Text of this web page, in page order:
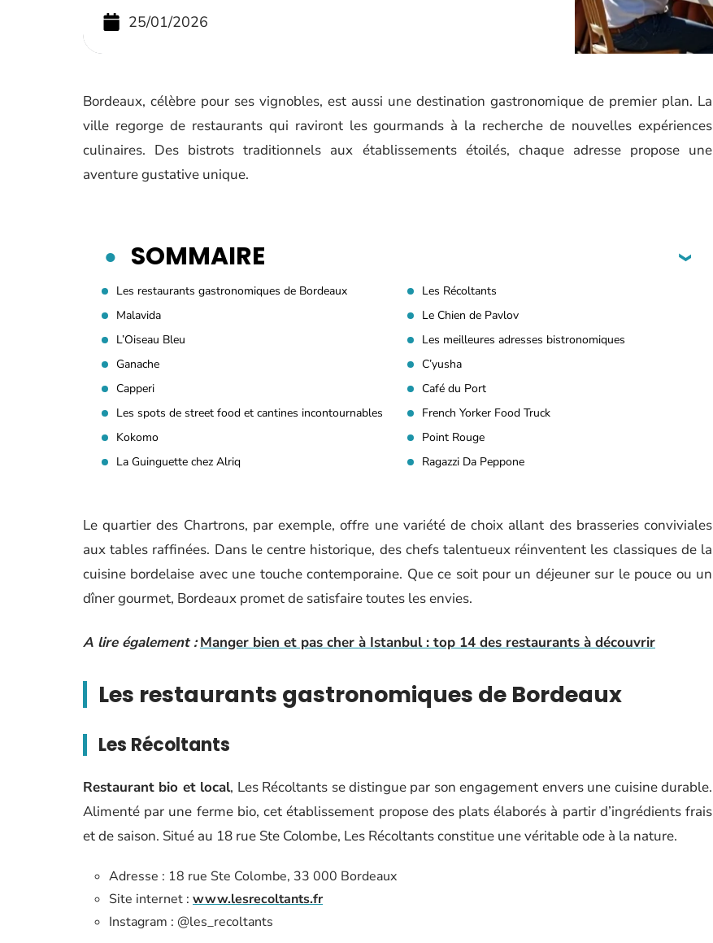
25/01/2026
Bordeaux, célèbre pour ses vignobles, est aussi une destination gastronomique de premier plan. La
ville regorge de restaurants qui raviront les gourmands à la recherche de nouvelles expériences
culinaires. Des bistrots traditionnels aux établissements étoilés, chaque adresse propose une
aventure gustative unique.
SOMMAIRE
Les restaurants gastronomiques de Bordeaux
Les Récoltants
Malavida
Le Chien de Pavlov
L’Oiseau Bleu
Les meilleures adresses bistronomiques
Ganache
C’yusha
Capperi
Café du Port
Les spots de street food et cantines incontournables
French Yorker Food Truck
Kokomo
Point Rouge
La Guinguette chez Alriq
Ragazzi Da Peppone
Le quartier des Chartrons, par exemple, offre une variété de choix allant des brasseries conviviales
aux tables raffinées. Dans le centre historique, des chefs talentueux réinventent les classiques de la
cuisine bordelaise avec une touche contemporaine. Que ce soit pour un déjeuner sur le pouce ou un
dîner gourmet, Bordeaux promet de satisfaire toutes les envies.
A lire également : Manger bien et pas cher à Istanbul : top 14 des restaurants à découvrir
Les restaurants gastronomiques de Bordeaux
Les Récoltants
Restaurant bio et local, Les Récoltants se distingue par son engagement envers une cuisine durable.
Alimenté par une ferme bio, cet établissement propose des plats élaborés à partir d’ingrédients frais
et de saison. Situé au 18 rue Ste Colombe, Les Récoltants constitue une véritable ode à la nature.
Adresse : 18 rue Ste Colombe, 33 000 Bordeaux
Site internet : www.lesrecoltants.fr
Instagram : @les_recoltants